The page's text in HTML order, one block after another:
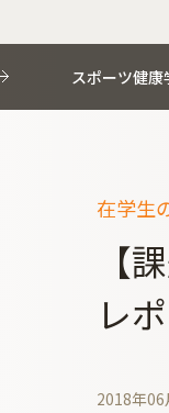
スポーツ健
在学生
【
レ
2018年06